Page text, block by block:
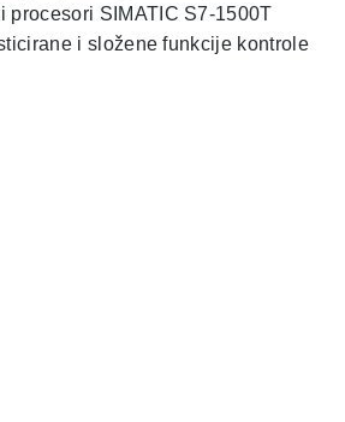
procesori SIMATIC S7-1500T
i složene funkcije kontrole